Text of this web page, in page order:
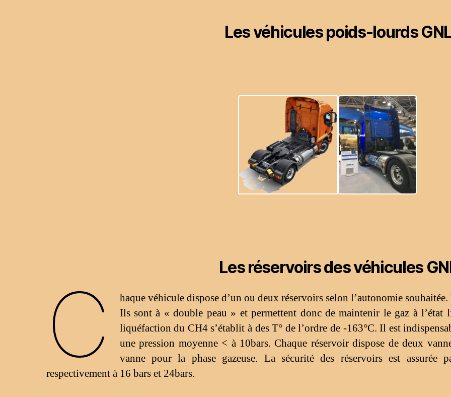
Les véhicules poids-lourds
Les réservoirs des véhicules
C
haque véhicule dispose d’un ou deux réservoirs selon l’autonomie
Ils sont à « double peau » et permettent donc de maintenir le gaz à l’état
liquéfaction du CH4 s’établit à des T° de l’ordre de -163°C. Il est
une pression moyenne < à 10bars. Chaque réservoir dispose de deux
vanne pour la phase gazeuse. La sécurité des réservoirs est assurée
respectivement à 16 bars et 24bars.